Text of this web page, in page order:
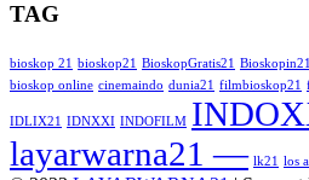
TAG
bioskop 21 bioskop21 BioskopGratis21 Bioskopin21
bioskop online cinemaindo dunia21 filmbioskop21
IDLIX21 IDNXXI INDOFILM
layarwarna21 — lk21 los